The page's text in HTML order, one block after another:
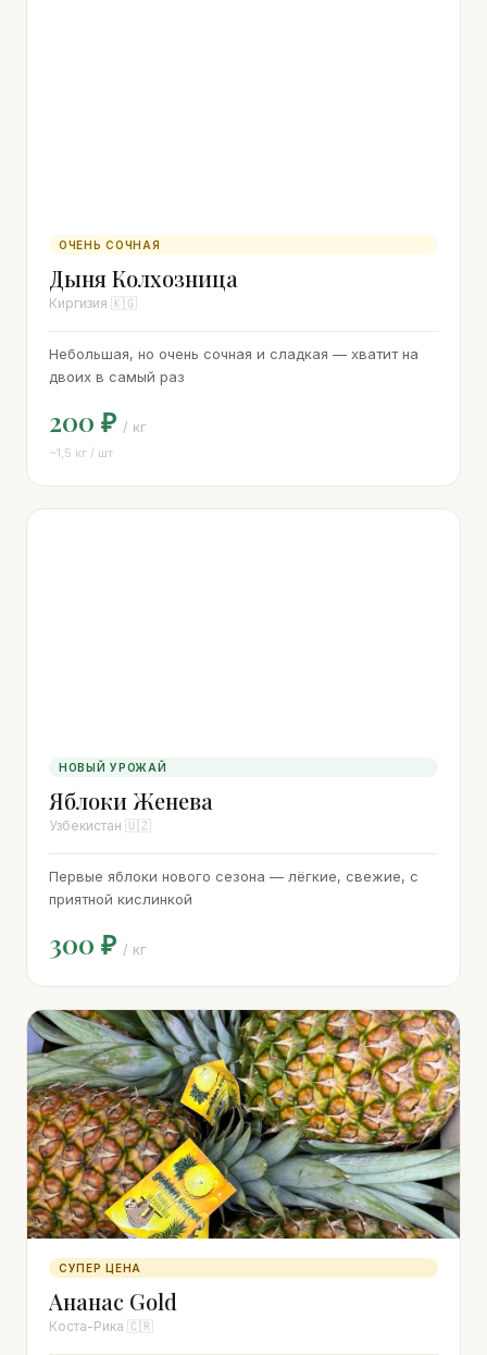
ОЧЕНЬ СОЧНАЯ
Дыня Колхозница
Киргизия 🇰🇬
Небольшая, но очень сочная и сладкая — хватит на
двоих в самый раз
200 ₽ / кг
~1,5 кг / шт
НОВЫЙ УРОЖАЙ
Яблоки Женева
Узбекистан 🇺🇿
Первые яблоки нового сезона — лёгкие, свежие, с
приятной кислинкой
300 ₽ / кг
СУПЕР ЦЕНА
Ананас Gold
Коста-Рика 🇨🇷